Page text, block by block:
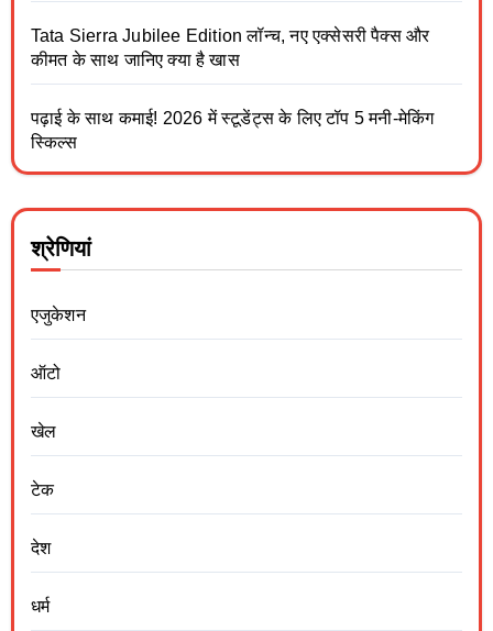
Tata Sierra Jubilee Edition लॉन्च, नए एक्सेसरी पैक्स और
कीमत के साथ जानिए क्या है खास
पढ़ाई के साथ कमाई! 2026 में स्टूडेंट्स के लिए टॉप 5 मनी-मेकिंग
स्किल्स
श्रेणियां
एजुकेशन
ऑटो
खेल
टेक
देश
धर्म